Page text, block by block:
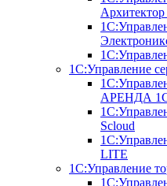
1С:Управление
АРЕНДА
Scloud
LITE
1С:Управление